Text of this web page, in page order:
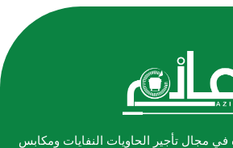
مجال تأجير الحاويات النفايات ومكابس